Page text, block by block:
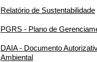
Relatório de Sustentabilidade
PGRS - Plano de
DAIA - Documento
Ambiental